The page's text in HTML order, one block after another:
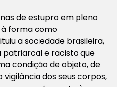
de estupro em pleno
à forma como
a sociedade brasileira,
patriarcal e racista que
condição de objeto, de
dos seus corpos,